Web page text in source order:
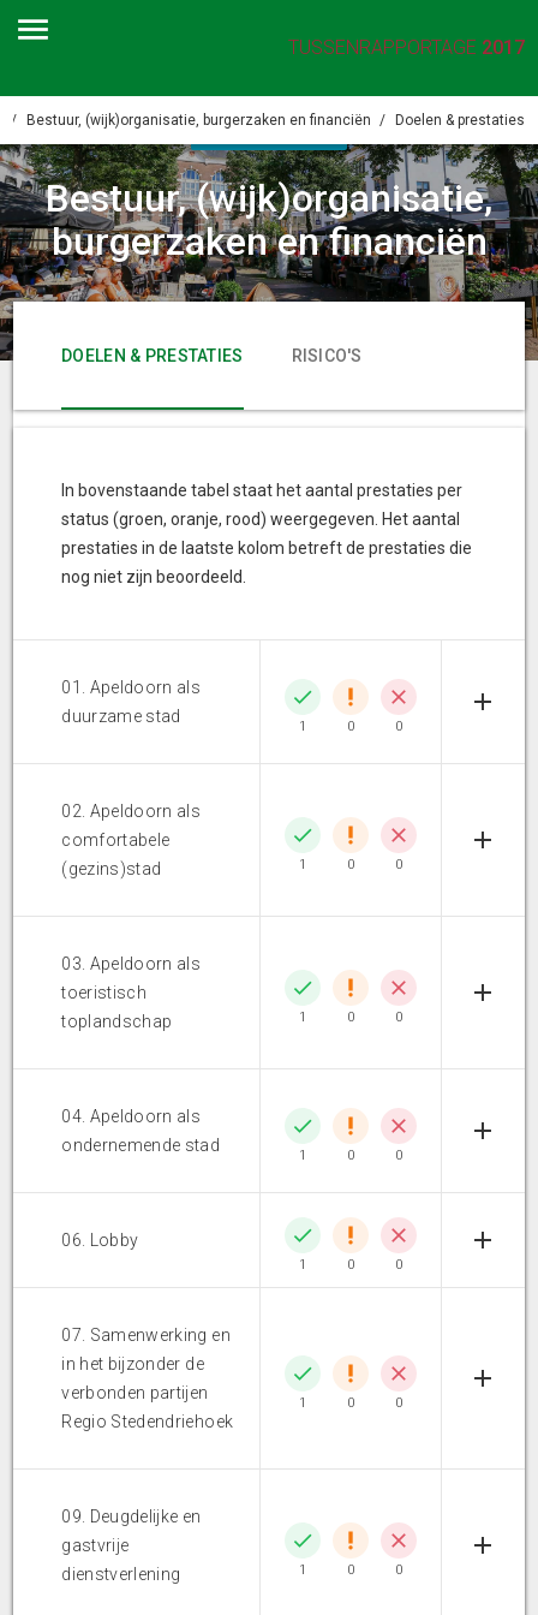
TUSSENRAPPORTAGE 2017
Bestuur, (wijk)organisatie, burgerzaken en financiën Doelen & prestaties
PROGRAMMA
Bestuur, (wijk)organisatie,
burgerzaken en financiën
DOELEN & PRESTATIES RISICO'S
In bovenstaande tabel staat het aantal prestaties per
status (groen, oranje, rood) weergegeven. Het aantal
prestaties in de laatste kolom betreft de prestaties die
nog niet zijn beoordeeld.
01. Apeldoorn als
duurzame stad
1 0 0
02. Apeldoorn als
comfortabele
(gezins)stad
1 0 0
03. Apeldoorn als
toeristisch
toplandschap
1 0 0
04. Apeldoorn als
ondernemende stad
1 0 0
06. Lobby
1 0 0
07. Samenwerking en
in het bijzonder de
verbonden partijen
Regio Stedendriehoek
1 0 0
09. Deugdelijke en
gastvrije
dienstverlening
1 0 0